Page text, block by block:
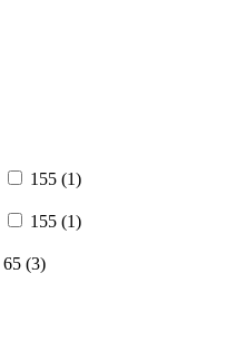
155 (1)
155 (1)
65 (3)